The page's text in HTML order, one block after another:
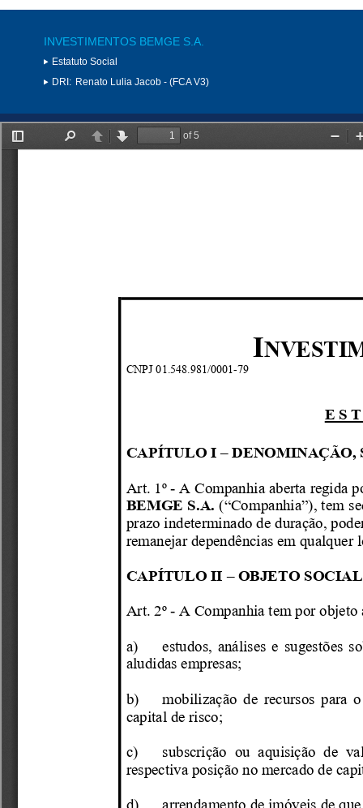
INVESTIMENTOS BEMGE S.A.
Estatuto Social
DRI: Renato Lulia Jacob - (FCA V3)